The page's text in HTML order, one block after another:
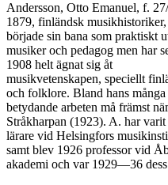
Andersson, Otto Emanuel, f.
1879, finländsk musikhistoriker,
började sin bana som praktiskt
musiker och pedagog men har
1908 helt ägnat sig åt
musikvetenskapen, speciellt
och folklore. Bland hans många
betydande arbeten må främst
Stråkharpan (1923). A. har varit
lärare vid Helsingfors
samt blev 1926 professor vid
akademi och var 1929—36